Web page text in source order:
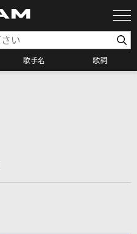
歌手名 歌詞